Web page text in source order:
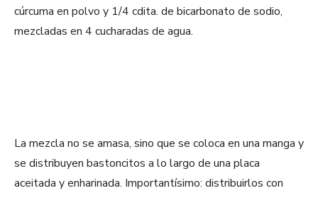
cúrcuma en polvo y 1/4 cdita. de bicarbonato de sodio,
mezcladas en 4 cucharadas de agua.
La mezcla no se amasa, sino que se coloca en una manga y
se distribuyen bastoncitos a lo largo de una placa
aceitada y enharinada. Importantísimo: distribuirlos con